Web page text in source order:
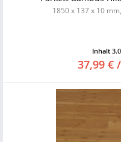
1850 x 137 x 10
Inhalt
37,99 €